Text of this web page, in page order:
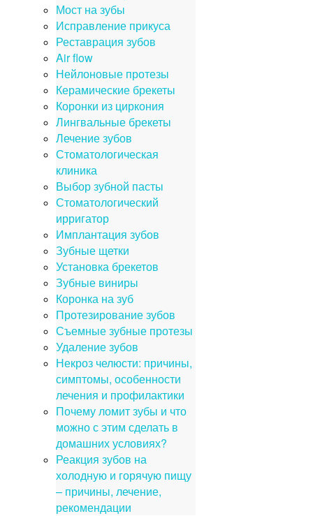
Мост на зубы
Исправление прикуса
Реставрация зубов
Air flow
Нейлоновые протезы
Керамические брекеты
Коронки из циркония
Лингвальные брекеты
Лечение зубов
Стоматологическая
клиника
Выбор зубной пасты
Стоматологический
ирригатор
Имплантация зубов
Зубные щетки
Установка брекетов
Зубные виниры
Коронка на зуб
Протезирование зубов
Съемные зубные протезы
Удаление зубов
Некроз челюсти: причины,
симптомы, особенности
лечения и профилактики
Почему ломит зубы и что
можно с этим сделать в
домашних условиях?
Реакция зубов на
холодную и горячую пищу
– причины, лечение,
рекомендации